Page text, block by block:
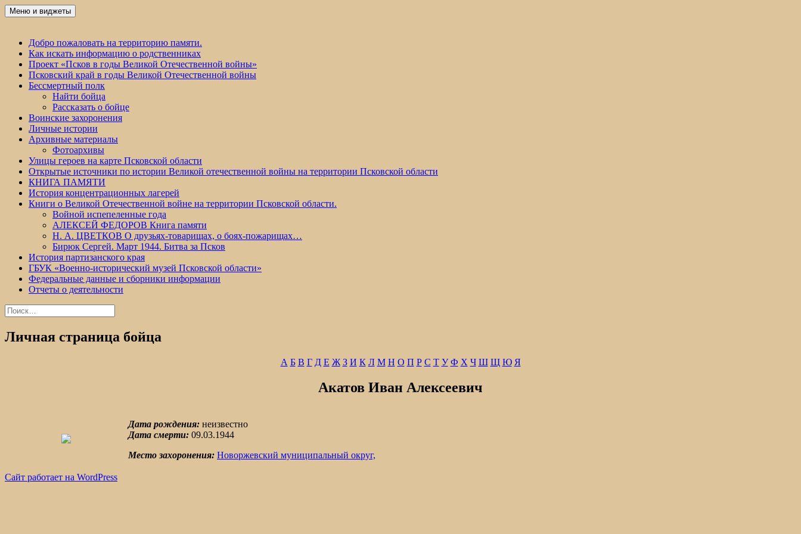
Перейти
к
Победа 60
Меню и виджеты
Добро пожаловать на территорию памяти.
Как искать информацию о родственниках
Проект «Псков в годы Великой Отечественной войны»
Псковский край в годы Великой Отечественной войны
Бессмертный полк
Найти бойца
Рассказать о бойце
Воинские захоронения
Личные истории
Архивные материалы
Фотоархивы
Улицы героев на карте Псковской области
Открытые источники по истории Великой отечественной войны на территории Псковской области
КНИГА ПАМЯТИ
История концентрационных лагерей
Книги о Великой Отечественной войне на территории Псковской области.
Войной испепеленные года
АЛЕКСЕЙ ФЕДОРОВ Книга памяти
Н. А. ЦВЕТКОВ О друзьях-товарищах, о боях-пожарищах…
Бирюк Сергей. Март 1944. Битва за Псков
История партизанского края
ГБУК «Военно-исторический музей Псковской области»
Федеральные данные и сборники информации
Отчеты о деятельности
Найти:
Личная страница бойца
А Б В Г Д Е Ж З И К Л М Н О П Р С Т У Ф Х Ч Ш Щ Ю Я
Акатов Иван Алексеевич
Дата рождения: неизвестно
Дата смерти: 09.03.1944
Место захоронения: Новоржевский муниципальный округ,
Сайт работает на WordPress